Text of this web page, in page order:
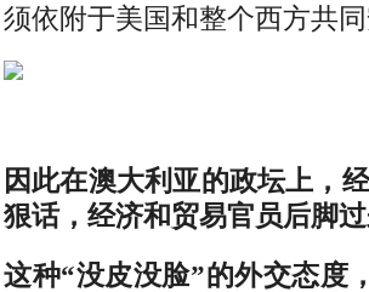
须依附于美国和整个西方共同
因此在澳大利亚的政坛上，
狠话，经济和贸易官员后脚过
这种“没皮没脸”的外交态度